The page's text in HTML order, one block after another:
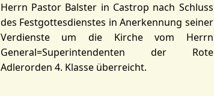
Herrn Pastor Balster in Castrop nach Schluss
des Festgottesdienstes in Anerkennung seiner
Verdienste um die Kirche vom Herrn
General=Superintendenten der Rote
Adlerorden 4. Klasse überreicht.